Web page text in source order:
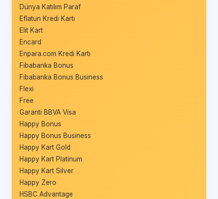
Dünya Katılım Paraf
Eflatun Kredi Kartı
Elit Kart
Encard
Enpara.com Kredi Kartı
Fibabanka Bonus
Fibabanka Bonus Business
Flexi
Free
Garanti BBVA Visa
Happy Bonus
Happy Bonus Business
Happy Kart Gold
Happy Kart Platinum
Happy Kart Silver
Happy Zero
HSBC Advantage